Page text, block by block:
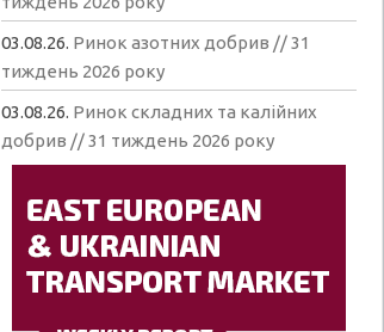
03.08.26. Ринок азотних добрив // 31
тиждень 2026 року
03.08.26. Ринок складних та калійних
добрив // 31 тиждень 2026 року